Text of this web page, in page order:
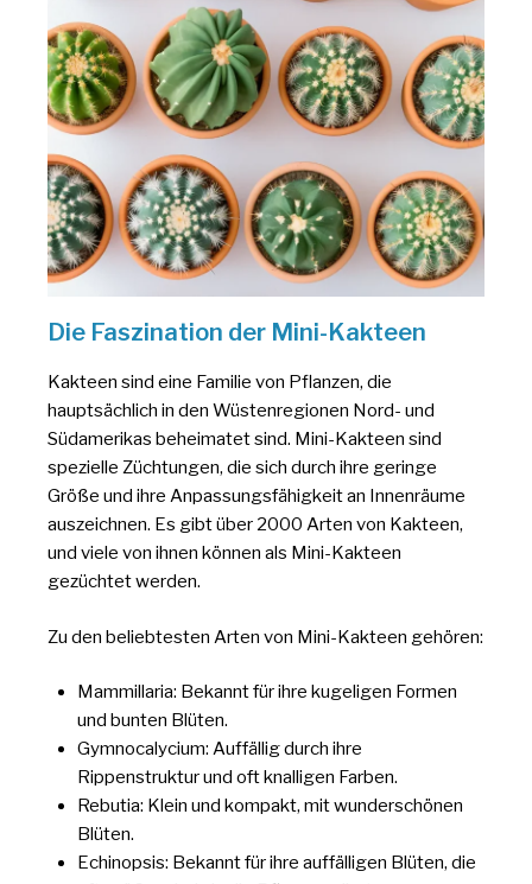
Die Faszination der Mini-Kakteen
Kakteen sind eine Familie von Pflanzen, die
hauptsächlich in den Wüstenregionen Nord- und
Südamerikas beheimatet sind. Mini-Kakteen sind
spezielle Züchtungen, die sich durch ihre geringe
Größe und ihre Anpassungsfähigkeit an Innenräume
auszeichnen. Es gibt über 2000 Arten von Kakteen,
und viele von ihnen können als Mini-Kakteen
gezüchtet werden.
Zu den beliebtesten Arten von Mini-Kakteen gehören:
Mammillaria: Bekannt für ihre kugeligen Formen
und bunten Blüten.
Gymnocalycium: Auffällig durch ihre
Rippenstruktur und oft knalligen Farben.
Rebutia: Klein und kompakt, mit wunderschönen
Blüten.
Echinopsis: Bekannt für ihre auffälligen Blüten, die